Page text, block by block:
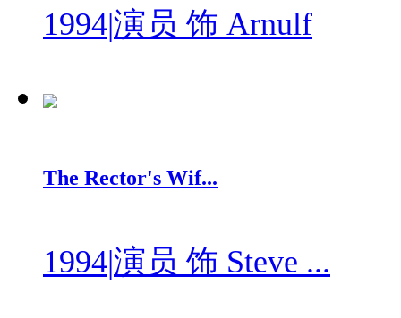
1994|演员 饰 Arnulf
The Rector's Wif...
1994|演员 饰 Steve ...